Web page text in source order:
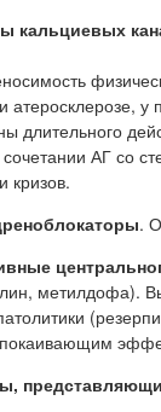
кальциевых
атеросклерозе,
длительного
АГ со
кризов.
.
метилдофа).